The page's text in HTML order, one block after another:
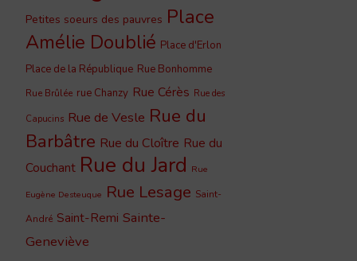
Petites soeurs des pauvres Place
Amélie Doublié Place d'Erlon
Place de la République Rue Bonhomme
Rue Brûlée rue Chanzy Rue Cérès Rue des
Capucins Rue de Vesle Rue du
Barbâtre Rue du Cloître Rue du
Couchant Rue du Jard Rue
Eugène Desteuque Rue Lesage Saint-
André Saint-Remi Sainte-
Geneviève